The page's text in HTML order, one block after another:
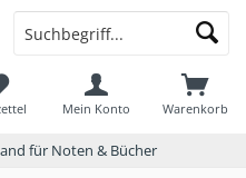
für Noten & Bücher
Warenkorb
Mein Konto